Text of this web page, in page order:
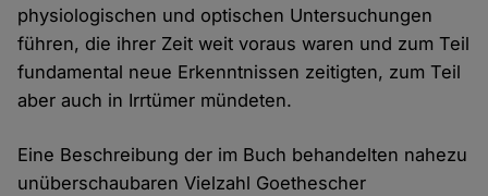
physiologischen und optischen Untersuchungen
führen, die ihrer Zeit weit voraus waren und zum Teil
fundamental neue Erkenntnissen zeitigten, zum Teil
aber auch in Irrtümer mündeten.
Eine Beschreibung der im Buch behandelten nahezu
unüberschaubaren Vielzahl Goethescher